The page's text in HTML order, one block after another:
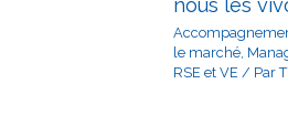
nous les
le marché,
RSE et VE / Par